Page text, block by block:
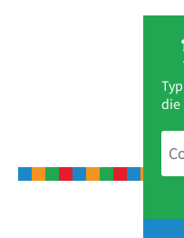
die